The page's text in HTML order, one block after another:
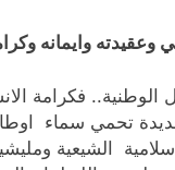
وايمانه
الوطنية.. فكرامة
تحمي سماء
الشيعية